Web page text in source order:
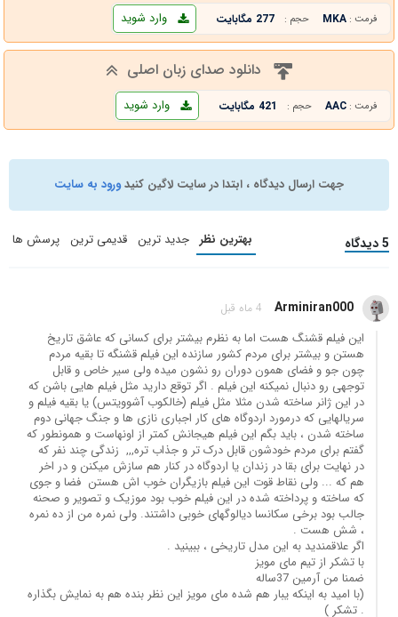
فرمت : MKA حجم : 277 مگابایت وارد شوید
دانلود صدای زبان اصلی
فرمت : AAC حجم : 421 مگابایت وارد شوید
جهت ارسال دیدگاه ، ابتدا در سایت لاگین کنیدورود به سایت
5 دیدگاه بهترین نظر جدید ترین قدیمی ترین پرسش ها
Arminiran000 4 ماه قبل
این فیلم قشنگ هست اما به نظرم بیشتر برای کسانی که عاشق تاریخ
هستن و بیشتر برای مردم کشور سازنده این فیلم قشنگه تا بقیه مردم
چون جو و فضای همون دوران رو نشون میده ولی سیر خاص و قابل
توجهی رو دنبال نمیکنه این فیلم . اگر توقع دارید مثل فیلم هایی باشن که
در این ژانر ساخته شدن مثلا مثل فیلم (خالکوب آشوویتس) یا بقیه فیلم و
سریالهایی که درمورد اردوگاه های کار اجباری نازی ها و جنگ جهانی دوم
ساخته شدن ، باید بگم این فیلم هیجانش کمتر از اونهاست و همونطور که
گفتم برای مردم خودشون قابل درک تر و جذاب تره,,, ‌ زندگی چند نفر که
در نهایت برای بقا در زندان یا اردوگاه در کنار هم سازش میکنن و در اخر
هم که ... ولی نقاط قوت این فیلم بازیگران خوب اش هستن ‌ فضا و جوی
که ساخته و پرداخته شده در این فیلم خوب بود موزیک و تصویر و صحنه
جالب بود برخی سکانسا دیالوگهای خوبی داشتند. ولی نمره من از ده نمره
، شش هست .
اگر علاقمندید به این مدل تاریخی ، ببینید .
با تشکر از تیم مای مویز
ضمنا من آرمین 37ساله ‌
(با امید به اینکه یبار هم شده مای مویز این نظر بنده هم به نمایش بگذاره
. تشکر )